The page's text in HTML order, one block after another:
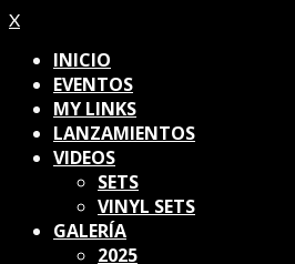
X
INICIO
EVENTOS
MY LINKS
LANZAMIENTOS
VIDEOS
SETS
VINYL SETS
GALERÍA
2025